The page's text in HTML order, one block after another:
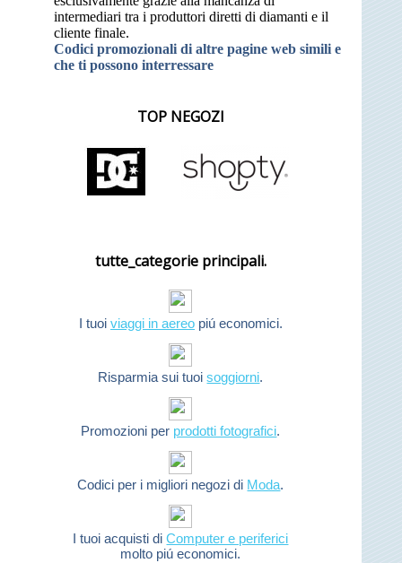
intermediari tra i produttori diretti di diamanti e il
cliente finale.
Codici promozionali di altre pagine web simili e
che ti possono interressare
TOP NEGOZI
tutte_categorie principali.
I tuoi viaggi in aereopiú economici.
Risparmia sui tuoisoggiorni.
Promozioni per prodotti fotografici.
Codici per i migliori negozi di Moda.
I tuoi acquisti diComputer e periferici
molto piú economici.